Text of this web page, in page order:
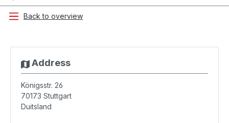
Back to overview
Address
Königsstr. 26
70173 Stuttgart
Duitsland